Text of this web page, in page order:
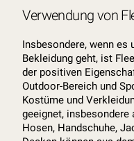
Verwendung von
Insbesondere, wenn es
Bekleidung geht, ist
der positiven
Outdoor-Bereich und
Kostüme und
geeignet, insbesondere
Hosen, Handschuhe,